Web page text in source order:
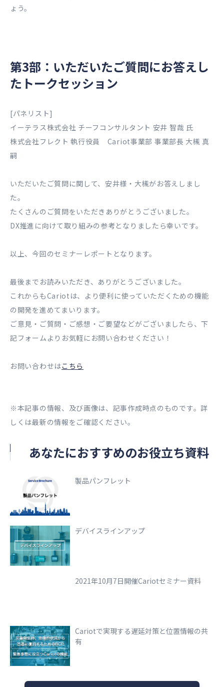
ょう。
第3部：いただいたご質問にお答えし
たトークセッション
[パネリスト]
イーテラス株式会社 チーフコンサルタント 安井 智哉 氏
株式会社フレクト 執行役員 Cariot事業部 事業部長 大槻 真
嗣
いただいたご質問に関して、安井様・大槻がお答えしまし
た。
たくさんのご質問をいただきありがとうございました。
DX推進に向けて取り組みの参考となりましたら幸いです。
以上、今回のセミナーレポートとなります。
最後までお読みいただき、ありがとうございました。
これからもCariotは、より便利に使っていただくための機能
の開発を進めてまいります。
ご意見・ご質問・ご感想・ご要望などがございましたら、下
記フォームよりお気軽にお問い合わせください！
お問い合わせはこちら
※本記事の情報、及び画像は、記事作成時点のものです。詳
しくは最新の情報をご確認ください。
あなたにおすすめのお役立ち資料
製品パンフレット
デバイスラインアップ
2021年10月7日開催Cariotセミナー資料
Cariotで実現する遅延対策と位置情報の共
有